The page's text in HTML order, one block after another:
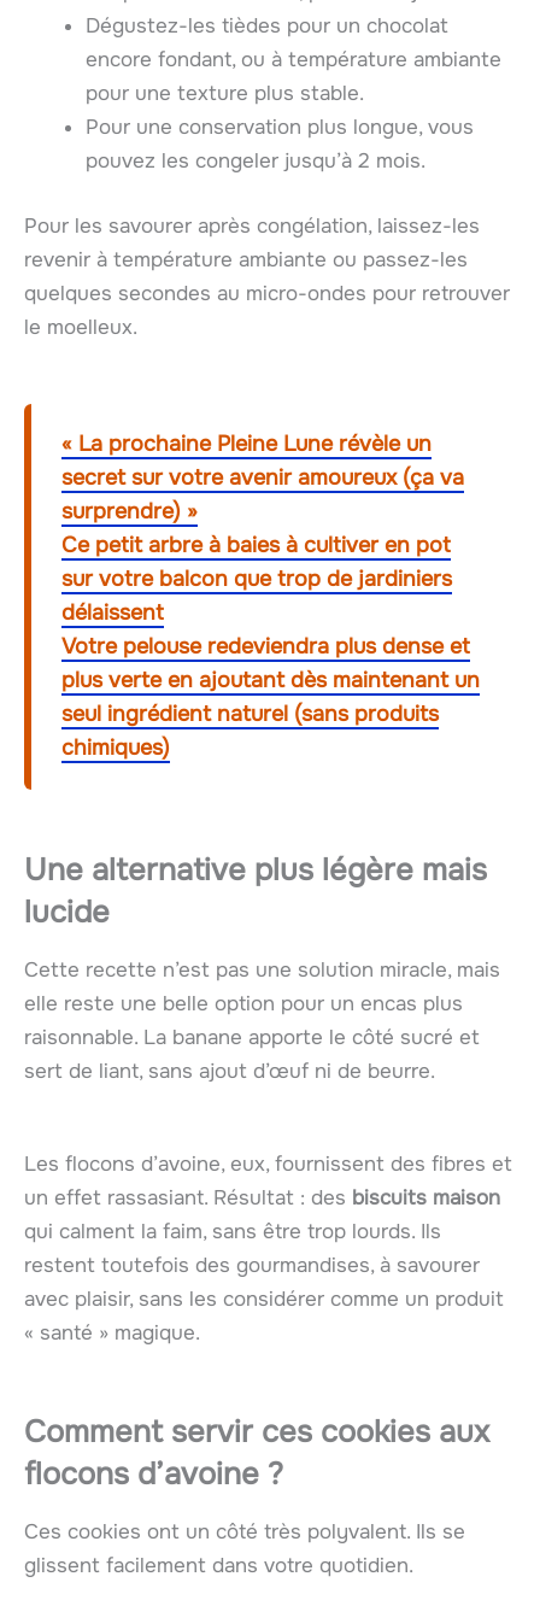
Dégustez-les tièdes pour un chocolat
encore fondant, ou à température ambiante
pour une texture plus stable.
Pour une conservation plus longue, vous
pouvez les congeler jusqu’à 2 mois.
Pour les savourer après congélation, laissez-les
revenir à température ambiante ou passez-les
quelques secondes au micro-ondes pour retrouver
le moelleux.
« La prochaine Pleine Lune révèle un
secret sur votre avenir amoureux (ça va
surprendre) »
Ce petit arbre à baies à cultiver en pot
sur votre balcon que trop de jardiniers
délaissent
Votre pelouse redeviendra plus dense et
plus verte en ajoutant dès maintenant un
seul ingrédient naturel (sans produits
chimiques)
Une alternative plus légère mais
lucide
Cette recette n’est pas une solution miracle, mais
elle reste une belle option pour un encas plus
raisonnable. La banane apporte le côté sucré et
sert de liant, sans ajout d’œuf ni de beurre.
Les flocons d’avoine, eux, fournissent des fibres et
un effet rassasiant. Résultat : des biscuits maison
qui calment la faim, sans être trop lourds. Ils
restent toutefois des gourmandises, à savourer
avec plaisir, sans les considérer comme un produit
« santé » magique.
Comment servir ces cookies aux
flocons d’avoine ?
Ces cookies ont un côté très polyvalent. Ils se
glissent facilement dans votre quotidien.